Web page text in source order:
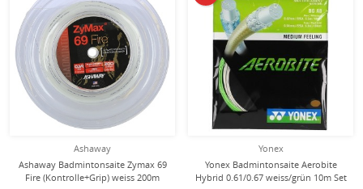
Ashaway
Ashaway Badmintonsaite Zymax 69
Fire (Kontrolle+Grip) weiss 200m
Yonex
Yonex Badmintonsaite Aerobite
Hybrid 0.61/0.67 weiss/grün 10m Set